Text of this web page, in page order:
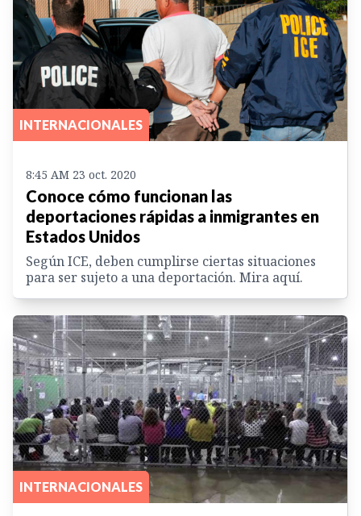
INTERNACIONALES
8:45 AM 23 oct. 2020
Conoce cómo funcionan las
deportaciones rápidas a inmigrantes en
Estados Unidos
Según ICE, deben cumplirse ciertas situaciones
para ser sujeto a una deportación. Mira aquí.
INTERNACIONALES